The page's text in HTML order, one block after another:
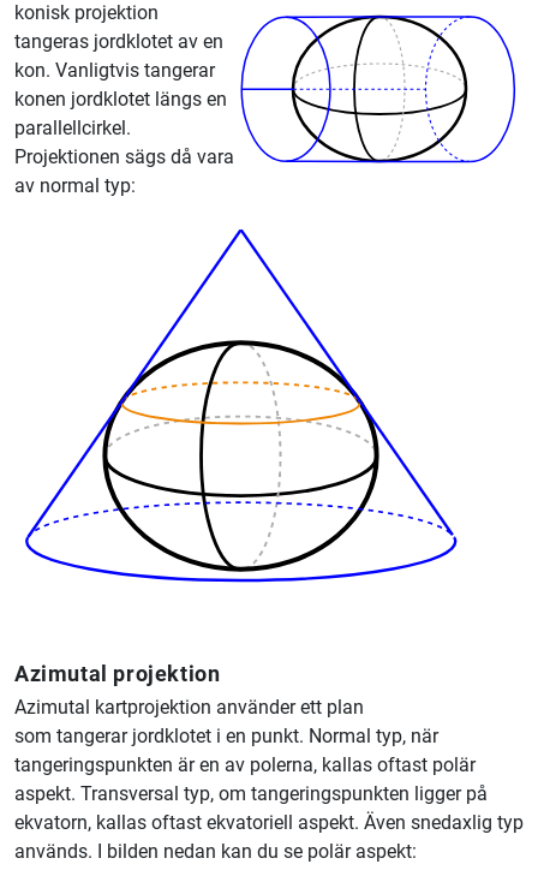
konisk projektion
tangeras jordklotet av en
kon. Vanligtvis tangerar
konen jordklotet längs en
parallellcirkel.
Projektionen sägs då vara
av normal typ:
Azimutal projektion
Azimutal kartprojektion använder ett plan
som tangerar jordklotet i en punkt. Normal typ, när
tangeringspunkten är en av polerna, kallas oftast polär
aspekt. Transversal typ, om tangeringspunkten ligger på
ekvatorn, kallas oftast ekvatoriell aspekt. Även snedaxlig typ
används. I bilden nedan kan du se polär aspekt: